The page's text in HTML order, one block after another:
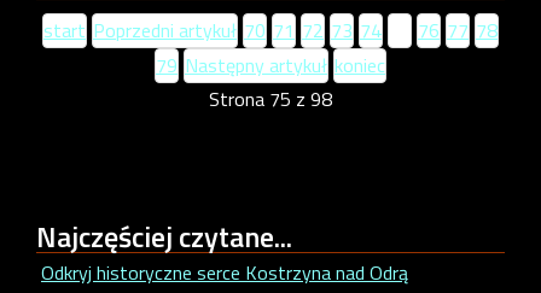
start Poprzedni artykuł 70 71 72 73 74 76 77 78
79 Następny artykuł koniec
Strona 75 z 98
Najczęściejczytane...
Odkryj historyczne serce Kostrzyna nad Odrą